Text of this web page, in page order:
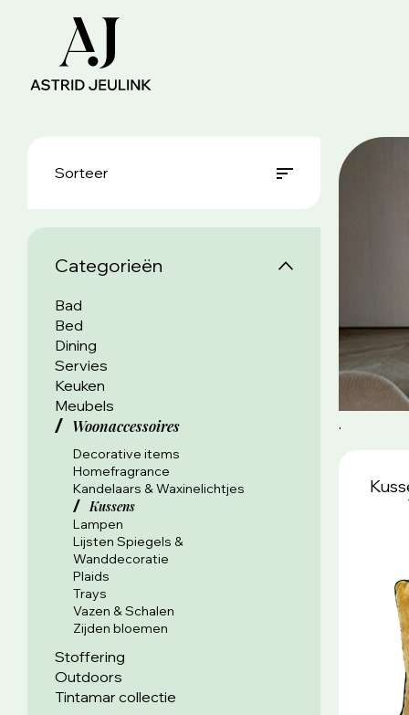
Sorteer
Categorieën
Bad
Bed
Dining
Servies
Keuken
Meubels
Woonaccessoires
Decorative items
Homefragrance
Kandelaars & Waxinelichtjes
Kussens
Lampen
Lijsten Spiegels &
Wanddecoratie
Plaids
Trays
Vazen & Schalen
Zijden bloemen
Stoffering
Outdoors
Tintamar collectie
.